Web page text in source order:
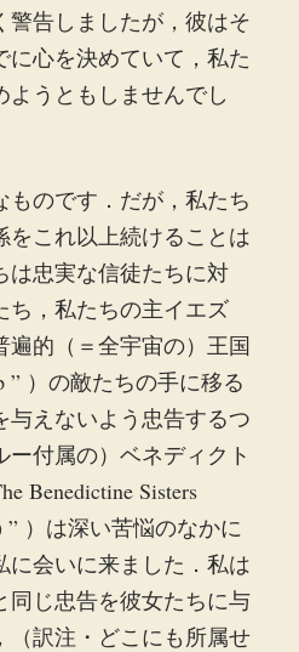
警告しましたが，彼はそ
心を決めていて，私た
うともしませんでし
のです．だが，私たち
をこれ以上続けることは
は忠実な信徒たちに対
ち，私たちの主イエズ
遍的（＝全宇宙の）王国
” ）の敵たちの手に移る
与えないよう忠告するつ
ー付属の）ベネディクト
Benedictine Sisters
” ）は深い苦悩のなかに
に会いに来ました．私は
同じ忠告を彼女たちに与
（訳注・どこにも所属せ